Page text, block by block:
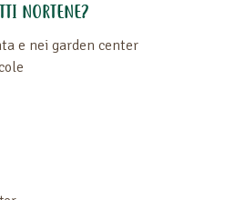
NORTENE?
e nei garden center